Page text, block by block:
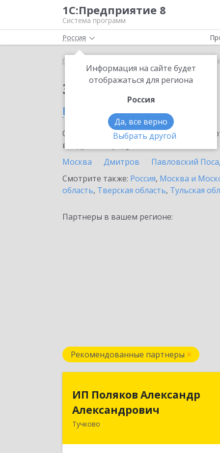
1С:Предприятие 8
Система программ
Россия
Информация на сайте будет
отображаться для региона
Россия
Да, все верно
Выбрать другой
Главная 1С-ЭПД в
Заказать 1С-ЭПД
в Тучково
Ознакомьтесь с информационными
внедрение продукта.
Москва
Дмитров Павловский
Смотрите также: Россия, Москва и
область, Тверская область, Тульская
Партнеры в вашем регионе:
Рекомендованные партнеры
ИП Поляков Александр
Александрович
Тучково
Александрович
143160, Московская обл., Рузский р-н,